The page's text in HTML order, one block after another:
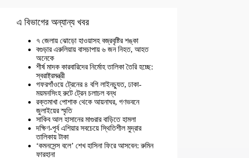
এ বিভাগের অন্যান্য খবর
৭ জেলায় ঝোড়ো হাওয়াসহ বজ্রবৃষ্টির শঙ্কা
বগুড়ার এরুলিয়ায় বাসচাপায় ৬ জন নিহত, আহত
অনেকে
শীর্ষ মাদক কারবারিদের নির্মোহ তালিকা তৈরি হচ্ছে:
স্বরাষ্ট্রমন্ত্রী
গফরগাঁওয়ে ট্রেনের ৪ বগি লাইনচ্যুত, ঢাকা-
ময়মনসিংহ রুটে ট্রেন চলাচল বন্ধ
রক্তমাখা পোশাক থেকে আয়নাঘর, গণভবনে
জুলাইয়ের স্মৃতি
সাকিব আল হাসানের মাগুরার বাড়িতে হামলা
দক্ষিণ-পূর্ব এশিয়ার সবচেয়ে স্থিতিশীল মুদ্রার
তালিকায় টাকা
‘কমনসেন্স বলে’ শেখ হাসিনা ফিরে আসবেন: রুমিন
ফারহানা